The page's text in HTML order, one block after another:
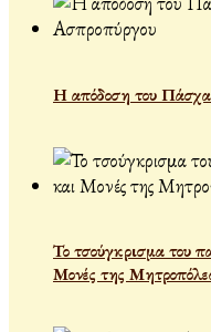
Η απόδοση του
Το τσούγκρισμα του
Μονές της